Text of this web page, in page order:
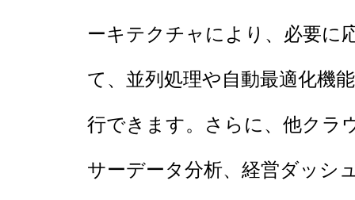
ーキテクチャにより、必要に
て、並列処理や自動最適化機
行できます。さらに、他クラ
サーデータ分析、経営ダッシ